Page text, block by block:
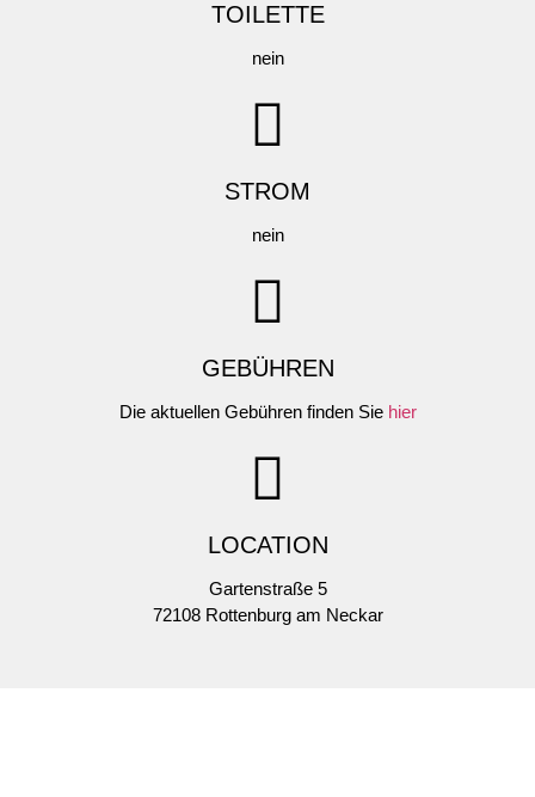
TOILETTE
nein
STROM
nein
GEBÜHREN
Die aktuellen Gebühren finden Sie hier
LOCATION
Gartenstraße 5
72108 Rottenburg am Neckar